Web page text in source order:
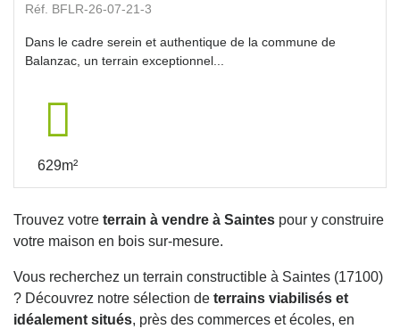
Réf. BFLR-26-07-21-3
Dans le cadre serein et authentique de la commune de
Balanzac, un terrain exceptionnel...
629m²
Trouvez votre terrain à vendre à Saintes pour y construire
votre maison en bois sur-mesure.
Vous recherchez un terrain constructible à Saintes (17100)
? Découvrez notre sélection de terrains viabilisés et
idéalement situés, près des commerces et écoles, en